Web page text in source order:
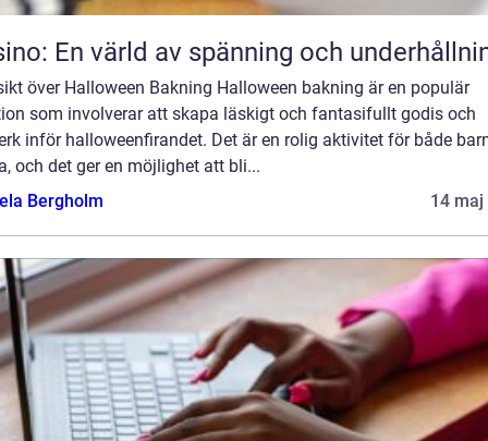
En värld av spänning och
över Halloween Bakning Halloween bakning är en populär
som involverar att skapa läskigt och fantasifullt godis och
inför halloweenfirandet. Det är en rolig aktivitet för både
och det ger en möjlighet att bli...
Bergholm
14 maj